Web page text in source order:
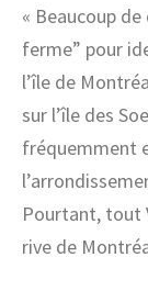
« Beaucoup
ferme” pour
l’île de
sur l’île des
fréquemment
Pourtant, tout
rive de